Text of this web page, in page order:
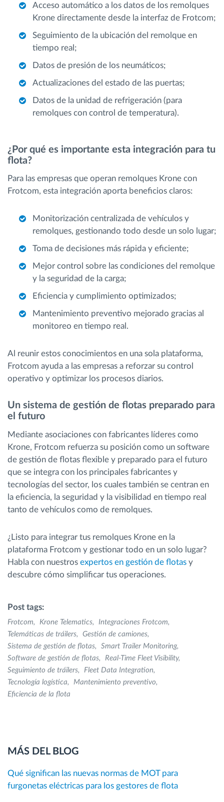
Acceso automático a los datos de los remolques
Krone directamente desde la interfaz de Frotcom;
Seguimiento de la ubicación del remolque en
tiempo real;
Datos de presión de los neumáticos;
Actualizaciones del estado de las puertas;
Datos de la unidad de refrigeración (para
remolques con control de temperatura).
¿Por qué es importante esta integración para tu
flota?
Para las empresas que operan remolques Krone con
Frotcom, esta integración aporta beneficios claros:
Monitorización centralizada de vehículos y
remolques, gestionando todo desde un solo lugar;
Toma de decisiones más rápida y eficiente;
Mejor control sobre las condiciones del remolque
y la seguridad de la carga;
Eficiencia y cumplimiento optimizados;
Mantenimiento preventivo mejorado gracias al
monitoreo en tiempo real.
Al reunir estos conocimientos en una sola plataforma,
Frotcom ayuda a las empresas a reforzar su control
operativo y optimizar los procesos diarios.
Un sistema de gestión de flotas preparado para
el futuro
Mediante asociaciones con fabricantes líderes como
Krone, Frotcom refuerza su posición como un software
de gestión de flotas flexible y preparado para el futuro
que se integra con los principales fabricantes y
tecnologías del sector, los cuales también se centran en
la eficiencia, la seguridad y la visibilidad en tiempo real
tanto de vehículos como de remolques.
¿Listo para integrar tus remolques Krone en la
plataforma Frotcom y gestionar todo en un solo lugar?
Habla con nuestros expertos en gestión de flotas y
descubre cómo simplificar tus operaciones.
Post tags:
Frotcom Krone Telematics
Integraciones Frotcom
Telemáticas de tráilers
Gestión de camiones
Sistema de gestión de flotas
Smart Trailer Monitoring
Software de gestión de flotas
Real-Time Fleet Visibility
Seguimiento de tráilers
Fleet Data Integration
Tecnología logística
Mantenimiento preventivo
Eficiencia de la flota
MÁS DEL BLOG
Qué significan las nuevas normas de MOT para
furgonetas eléctricas para los gestores de flota